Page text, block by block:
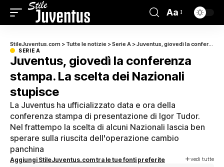
Aa
StileJuventus.com > Tutte le notizie >Serie A >Juventus, giovedì la conferenza stampa. La scelta dei Nazionali stupisce
SERIE A
Juventus, giovedì la conferenza
stampa. La scelta dei Nazionali
stupisce
La Juventus ha ufficializzato data e ora della
conferenza stampa di presentazione di Igor Tudor.
Nel frattempo la scelta di alcuni Nazionali lascia ben
sperare sulla riuscita dell'operazione cambio
panchina
Aggiungi StileJuventus.com tra le tue fonti preferite vedi tutte